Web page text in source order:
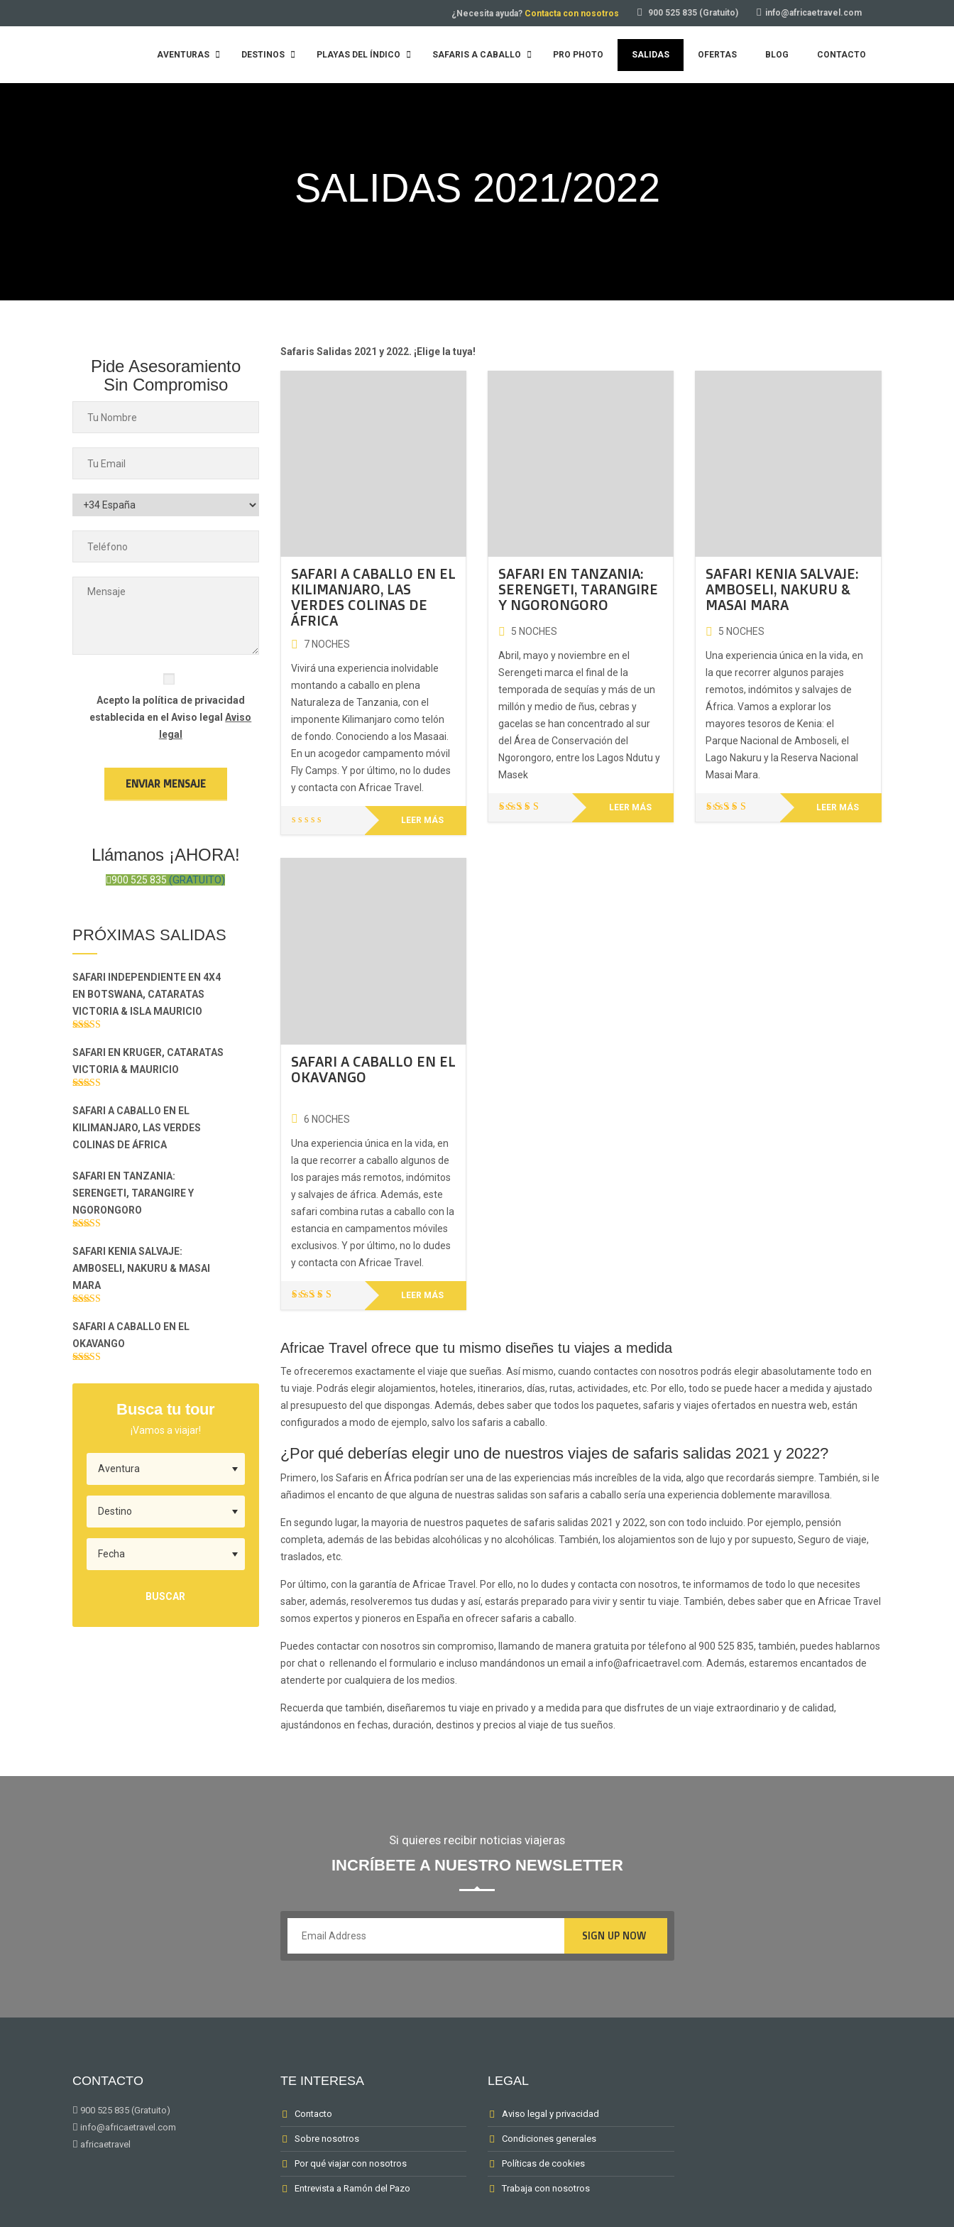
¿Necesita ayuda? Contacta con nosotros 900 525 835 (Gratuito) info@africaetravel.com
AVENTURAS DESTINOS PLAYAS DEL ÍNDICO SAFARIS A CABALLO PRO PHOTO SALIDAS OFERTAS BLOG CONTACTO
SALIDAS 2021/2022
Safaris Salidas 2021 y 2022. ¡Elige la tuya!
SAFARI A CABALLO EN EL
KILIMANJARO, LAS
VERDES COLINAS DE
ÁFRICA
7 NOCHES
Vivirá una experiencia inolvidable
montando a caballo en plena
Naturaleza de Tanzania, con el
imponente Kilimanjaro como telón
de fondo. Conociendo a los Masaai.
En un acogedor campamento móvil
Fly Camps. Y por último, no lo dudes
y contacta con Africae Travel.
LEER MÁS
SAFARI EN TANZANIA:
SERENGETI, TARANGIRE
Y NGORONGORO
5 NOCHES
Abril, mayo y noviembre en el
Serengeti marca el final de la
temporada de sequías y más de un
millón y medio de ñus, cebras y
gacelas se han concentrado al sur
del Área de Conservación del
Ngorongoro, entre los Lagos Ndutu y
Masek
LEER MÁS
SAFARI KENIA SALVAJE:
AMBOSELI, NAKURU &
MASAI MARA
5 NOCHES
Una experiencia única en la vida, en
la que recorrer algunos parajes
remotos, indómitos y salvajes de
África. Vamos a explorar los
mayores tesoros de Kenia: el
Parque Nacional de Amboseli, el
Lago Nakuru y la Reserva Nacional
Masai Mara.
LEER MÁS
SAFARI A CABALLO EN EL
OKAVANGO
6 NOCHES
Una experiencia única en la vida, en
la que recorrer a caballo algunos de
los parajes más remotos, indómitos
y salvajes de áfrica. Además, este
safari combina rutas a caballo con la
estancia en campamentos móviles
exclusivos. Y por último, no lo dudes
y contacta con Africae Travel.
LEER MÁS
Africae Travel ofrece que tu mismo diseñes tu viajes a medida
Te ofreceremos exactamente el viaje que sueñas. Así mismo, cuando contactes con nosotros podrás elegir abasolutamente todo en
tu viaje. Podrás elegir alojamientos, hoteles, itinerarios, días, rutas, actividades, etc. Por ello, todo se puede hacer a medida y ajustado
al presupuesto del que dispongas. Además, debes saber que todos los paquetes, safaris y viajes ofertados en nuestra web, están
configurados a modo de ejemplo, salvo los safaris a caballo.
¿Por qué deberías elegir uno de nuestros viajes de safaris salidas 2021 y 2022?
Primero, los Safaris en África podrían ser una de las experiencias más increíbles de la vida, algo que recordarás siempre. También, si le
añadimos el encanto de que alguna de nuestras salidas son safaris a caballo sería una experiencia doblemente maravillosa.
En segundo lugar, la mayoria de nuestros paquetes de safaris salidas 2021 y 2022, son con todo incluido. Por ejemplo, pensión
completa, además de las bebidas alcohólicas y no alcohólicas. También, los alojamientos son de lujo y por supuesto, Seguro de viaje,
traslados, etc.
Por último, con la garantía de Africae Travel. Por ello, no lo dudes y contacta con nosotros, te informamos de todo lo que necesites
saber, además, resolveremos tus dudas y así, estarás preparado para vivir y sentir tu viaje. También, debes saber que en Africae Travel
somos expertos y pioneros en España en ofrecer safaris a caballo.
Puedes contactar con nosotros sin compromiso, llamando de manera gratuita por télefono al 900 525 835, también, puedes hablarnos
por chat o rellenando el formulario e incluso mandándonos un email a info@africaetravel.com . Además, estaremos encantados de
atenderte por cualquiera de los medios.
Recuerda que también, diseñaremos tu viaje en privado y a medida para que disfrutes de un viaje extraordinario y de calidad,
ajustándonos en fechas, duración, destinos y precios al viaje de tus sueños.
Pide Asesoramiento
Sin Compromiso
Acepto la política de privacidad
establecida en el Aviso legalAviso
legal
Llámanos ¡AHORA!
900 525 835(GRATUITO)
PRÓXIMAS SALIDAS
SAFARI INDEPENDIENTE EN 4X4
EN BOTSWANA, CATARATAS
VICTORIA & ISLA MAURICIO
5.00de 5
SAFARI EN KRUGER, CATARATAS
VICTORIA & MAURICIO
5.00de 5
SAFARI A CABALLO EN EL
KILIMANJARO, LAS VERDES
COLINAS DE ÁFRICA
SAFARI EN TANZANIA:
SERENGETI, TARANGIRE Y
NGORONGORO
5.00de 5
SAFARI KENIA SALVAJE:
AMBOSELI, NAKURU & MASAI
MARA
5.00de 5
SAFARI A CABALLO EN EL
OKAVANGO
5.00de 5
Busca tu tour
¡Vamos a viajar!
BUSCAR
Si quieres recibir noticias viajeras
INCRÍBETE A NUESTRO NEWSLETTER
CONTACTO
900 525 835 (Gratuito)
info@africaetravel.com
africaetravel
TE INTERESA
Contacto
Sobre nosotros
Por qué viajar con nosotros
Entrevista a Ramón del Pazo
LEGAL
Aviso legal y privacidad
Condiciones generales
Políticas de cookies
Trabaja con nosotros